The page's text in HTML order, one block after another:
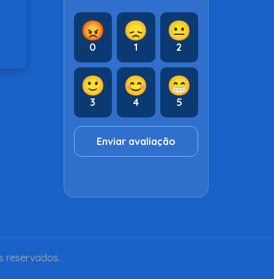
😡
0
😞
1
😐
2
🙂
3
😊
4
😁
5
Enviar avaliação
reservados.